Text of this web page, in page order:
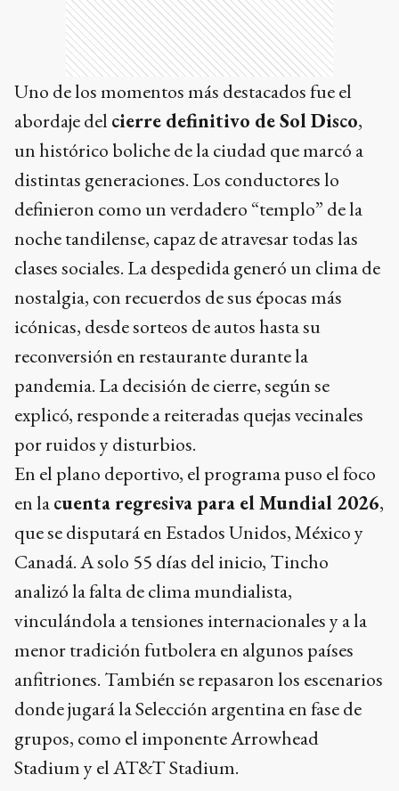
Uno de los momentos más destacados fue el
abordaje del cierre definitivo de Sol Disco,
un histórico boliche de la ciudad que marcó a
distintas generaciones. Los conductores lo
definieron como un verdadero “templo” de la
noche tandilense, capaz de atravesar todas las
clases sociales. La despedida generó un clima de
nostalgia, con recuerdos de sus épocas más
icónicas, desde sorteos de autos hasta su
reconversión en restaurante durante la
pandemia. La decisión de cierre, según se
explicó, responde a reiteradas quejas vecinales
por ruidos y disturbios.
En el plano deportivo, el programa puso el foco
en lacuenta regresiva para el Mundial 2026,
que se disputará en Estados Unidos, México y
Canadá. A solo 55 días del inicio, Tincho
analizó la falta de clima mundialista,
vinculándola a tensiones internacionales y a la
menor tradición futbolera en algunos países
anfitriones. También se repasaron los escenarios
donde jugará la Selección argentina en fase de
grupos, como el imponente Arrowhead
Stadium y el AT&T Stadium.